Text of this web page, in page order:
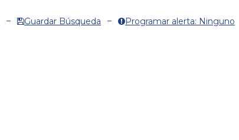
Guardar Búsqueda Programar alerta: Ninguno